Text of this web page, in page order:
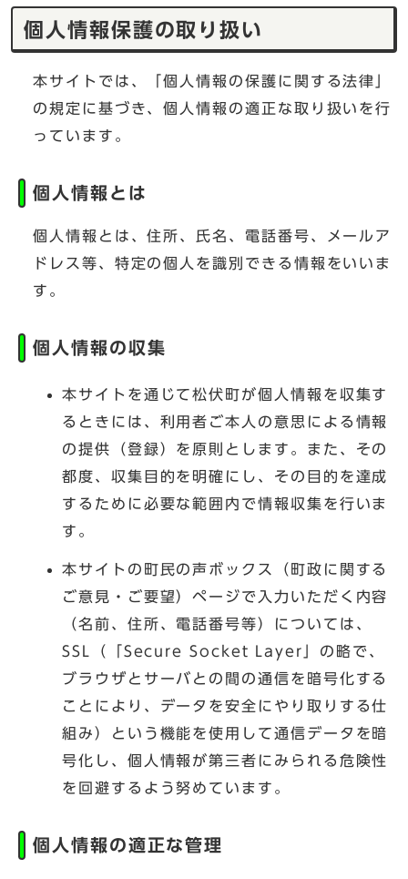
個人情報保護の取り扱い
本サイトでは、「個人情報の保護に関する法律」
の規定に基づき、個人情報の適正な取り扱いを行
っています。
個人情報とは
個人情報とは、住所、氏名、電話番号、メールア
ドレス等、特定の個人を識別できる情報をいいま
す。
個人情報の収集
本サイトを通じて松伏町が個人情報を収集す
るときには、利用者ご本人の意思による情報
の提供（登録）を原則とします。また、その
都度、収集目的を明確にし、その目的を達成
するために必要な範囲内で情報収集を行いま
す。
本サイトの町民の声ボックス（町政に関する
ご意見・ご要望）ページで入力いただく内容
（名前、住所、電話番号等）については、
SSL（「Secure Socket Layer」の略で、
ブラウザとサーバとの間の通信を暗号化する
ことにより、データを安全にやり取りする仕
組み）という機能を使用して通信データを暗
号化し、個人情報が第三者にみられる危険性
を回避するよう努めています。
個人情報の適正な管理